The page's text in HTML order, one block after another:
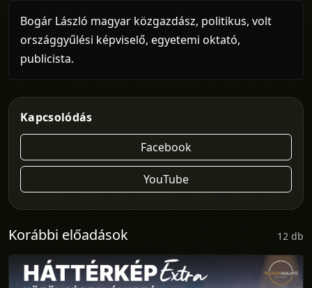
Bogár László magyar közgazdász, politikus, volt
országgyűlési képviselő, egyetemi oktató,
publicista.
Kapcsolódás
Facebook
YouTube
Korábbi előadások 12 db